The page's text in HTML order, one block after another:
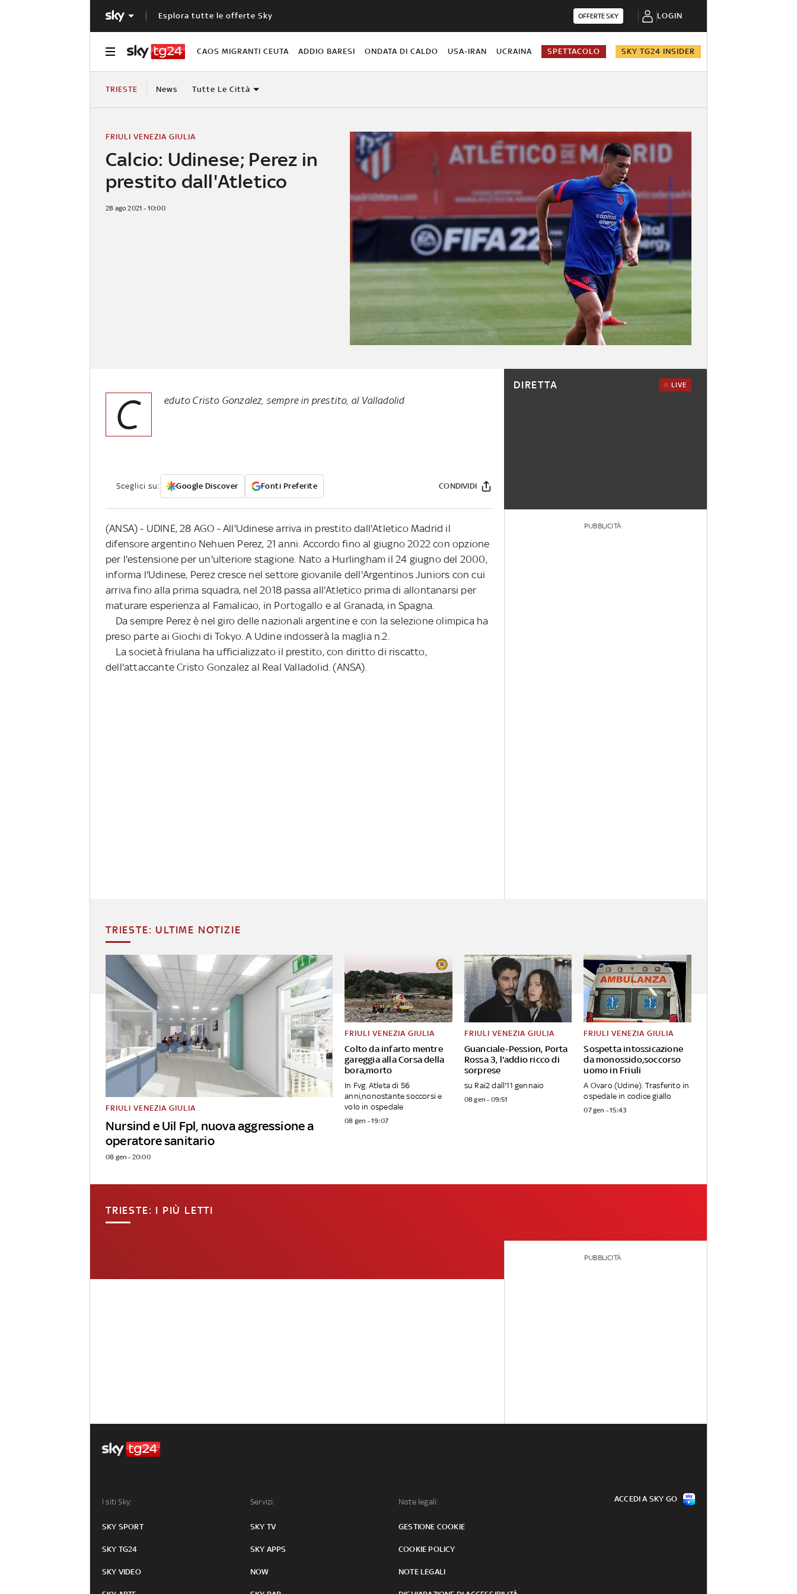
Esplora tutte le offerte Sky OFFERTE SKY LOGIN
CAOS MIGRANTI CEUTA ADDIO BARESI ONDATA DI CALDO USA-IRAN UCRAINA SPETTACOLO SKY TG24 INSIDER
TRIESTE News Tutte Le Città
Calcio: Udinese; Perez in
prestito dall'Atletico
FRIULI VENEZIA GIULIA
28 ago 2021 - 10:00
C eduto Cristo Gonzalez, sempre in prestito, al Valladolid
Sceglici su: Google Discover Fonti Preferite CONDIVIDI
(ANSA) - UDINE, 28 AGO - All'Udinese arriva in prestito dall'Atletico Madrid il
difensore argentino Nehuen Perez, 21 anni. Accordo fino al giugno 2022 con opzione
per l'estensione per un'ulteriore stagione. Nato a Hurlingham il 24 giugno del 2000,
informa l'Udinese, Perez cresce nel settore giovanile dell'Argentinos Juniors con cui
arriva fino alla prima squadra, nel 2018 passa all'Atletico prima di allontanarsi per
maturare esperienza al Famalicao, in Portogallo e al Granada, in Spagna.
Da sempre Perez è nel giro delle nazionali argentine e con la selezione olimpica ha
preso parte ai Giochi di Tokyo. A Udine indosserà la maglia n.2.
La società friulana ha ufficializzato il prestito, con diritto di riscatto,
dell'attaccante Cristo Gonzalez al Real Valladolid. (ANSA).
DIRETTA LIVE
PUBBLICITÀ
TRIESTE: ULTIME NOTIZIE
Nursind e Uil Fpl, nuova aggressione a
operatore sanitario
FRIULI VENEZIA GIULIA
08 gen - 20:00
Colto da infarto mentre
gareggia alla Corsa della
bora,morto
FRIULI VENEZIA GIULIA
In Fvg. Atleta di 56
anni,nonostante soccorsi e
volo in ospedale
08 gen - 19:07
Guanciale-Pession, Porta
Rossa 3, l'addio ricco di
sorprese
FRIULI VENEZIA GIULIA
su Rai2 dall'11 gennaio
08 gen - 09:51
Sospetta intossicazione
da monossido,soccorso
uomo in Friuli
FRIULI VENEZIA GIULIA
A Ovaro (Udine). Trasferito in
ospedale in codice giallo
07 gen - 15:43
TRIESTE: I PIÙ LETTI
PUBBLICITÀ
I siti Sky:
SKY SPORT
SKY TG24
SKY VIDEO
Servizi:
SKY TV
SKY APPS
NOW
Note legali:
GESTIONE COOKIE
COOKIE POLICY
NOTE LEGALI
ACCEDI A SKY GO